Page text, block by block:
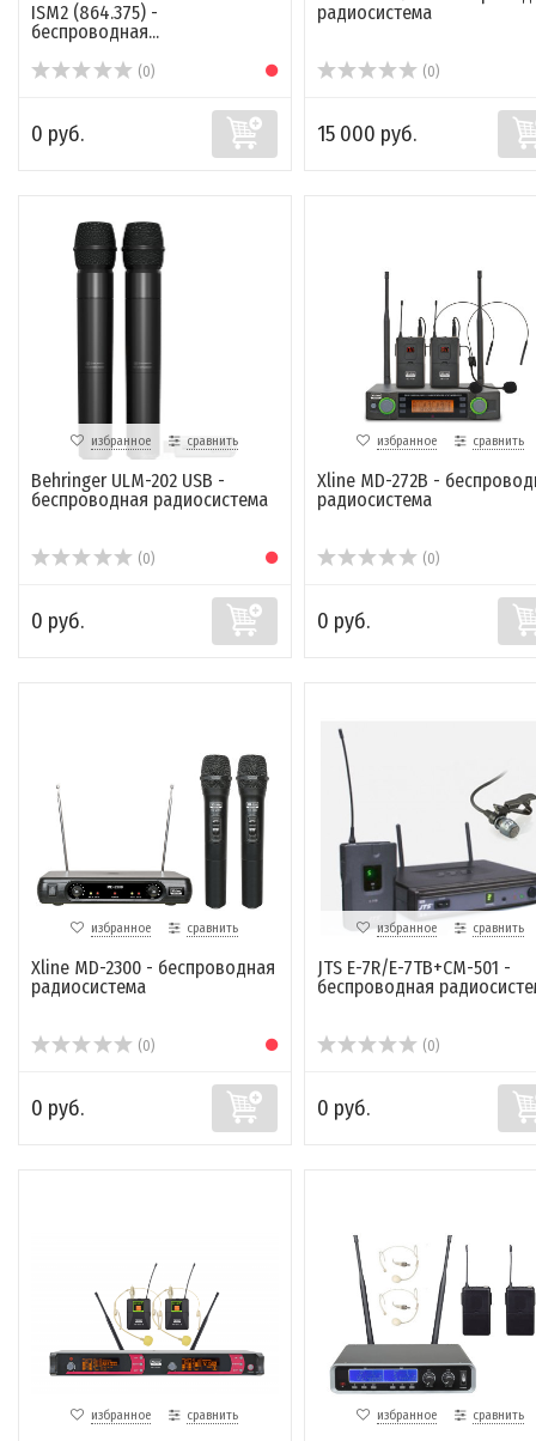
ISM2 (864.375) -
беспроводная...
(0)
0 руб.
радиосистема
(0)
15 000 руб.
избранное сравнить
Behringer ULM-202 USB -
беспроводная радиосистема
(0)
0 руб.
избранное сравнить
Xline MD-272B -
радиосистема
(0)
0 руб.
избранное сравнить
Xline MD-2300 - беспроводная
радиосистема
(0)
0 руб.
избранное сравнить
JTS E-7R/E-7TB+CM-501 -
беспроводная
(0)
0 руб.
избранное сравнить избранное сравнить